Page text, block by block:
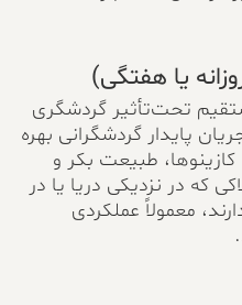
یا هفتگی)
تحت‌تأثیر گردشگری
پایدار گردشگرانی بهره
طبیعت بکر و
که در نزدیکی دریا یا در
معمولاً عملکردی